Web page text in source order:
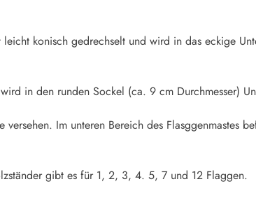
konisch gedrechselt und wird in das eckige
in den runden Sockel (ca. 9 cm Durchmesser)
Im unteren Bereich des Flasggenmastes
gibt es für 1, 2, 3, 4. 5, 7 und 12 Flaggen.